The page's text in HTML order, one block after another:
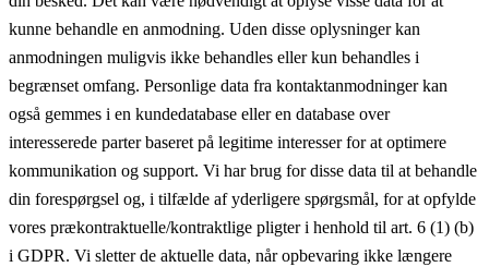
kunne behandle en anmodning. Uden disse oplysninger kan
anmodningen muligvis ikke behandles eller kun behandles i
begrænset omfang. Personlige data fra kontaktanmodninger kan
også gemmes i en kundedatabase eller en database over
interesserede parter baseret på legitime interesser for at optimere
kommunikation og support. Vi har brug for disse data til at behandle
din forespørgsel og, i tilfælde af yderligere spørgsmål, for at opfylde
vores prækontraktuelle/kontraktlige pligter i henhold til art. 6 (1) (b)
i GDPR. Vi sletter de aktuelle data, når opbevaring ikke længere